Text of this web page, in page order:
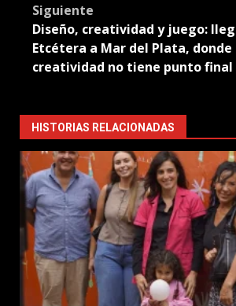
Siguiente
Diseño, creatividad y juego:
Etcétera a Mar del Plata, donde
creatividad no tiene punto final
HISTORIAS RELACIONADAS